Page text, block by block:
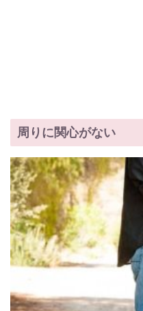
周りに関心がない